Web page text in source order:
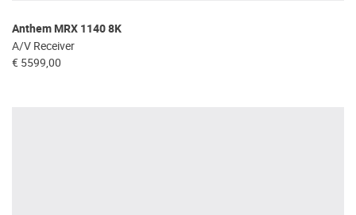
Anthem MRX 1140 8K
A/V Receiver
€ 5599,00